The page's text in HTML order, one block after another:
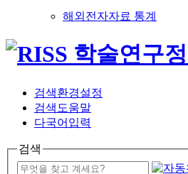
해외전자자료 통계
검색환경설정
검색도움말
다국어입력
검색